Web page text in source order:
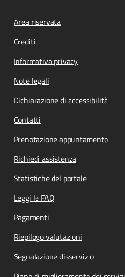
Footer menu
Area riservata
Crediti
Informativa privacy
Note legali
Dichiarazione di accessibilità
Contatti
Prenotazione appuntamento
Richiedi assistenza
Statistiche del portale
Leggi le FAQ
Pagamenti
Riepilogo valutazioni
Segnalazione disservizio